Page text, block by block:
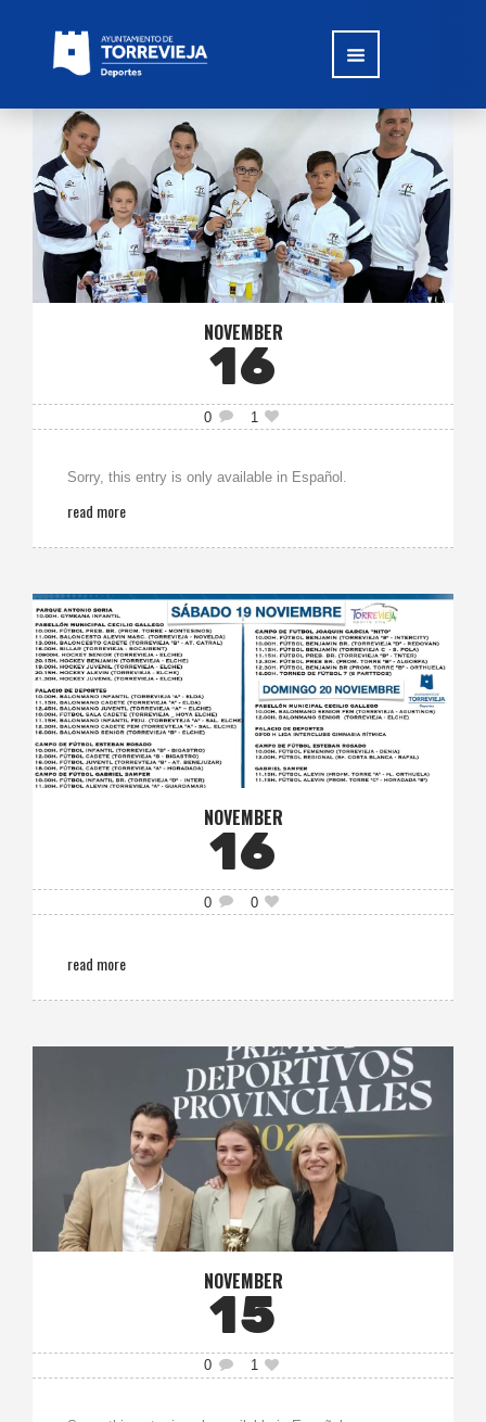
NOVEMBER
16
0 1
Sorry, this entry is only available in Español.
read more
NOVEMBER
16
0 0
read more
NOVEMBER
15
0 1